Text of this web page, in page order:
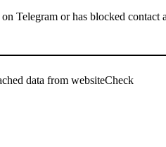
Telegram or has blocked contact
data from websiteCheck